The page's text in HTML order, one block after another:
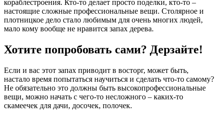
кораблестроения. Кто-то делает просто поделки, кто-то –
настоящие сложные профессиональные вещи. Столярное и
плотницкое дело стало любимым для очень многих людей,
мало кому вообще не нравится запах дерева.
Хотите попробовать сами? Дерзайте!
Если и вас этот запах приводит в восторг, может быть,
настало время попытаться научиться и сделать что-то самому?
Не обязательно это должны быть высокопрофессиональные
вещи, можно начать с чего-то несложного – каких-то
скамеечек для дачи, досочек, полочек.